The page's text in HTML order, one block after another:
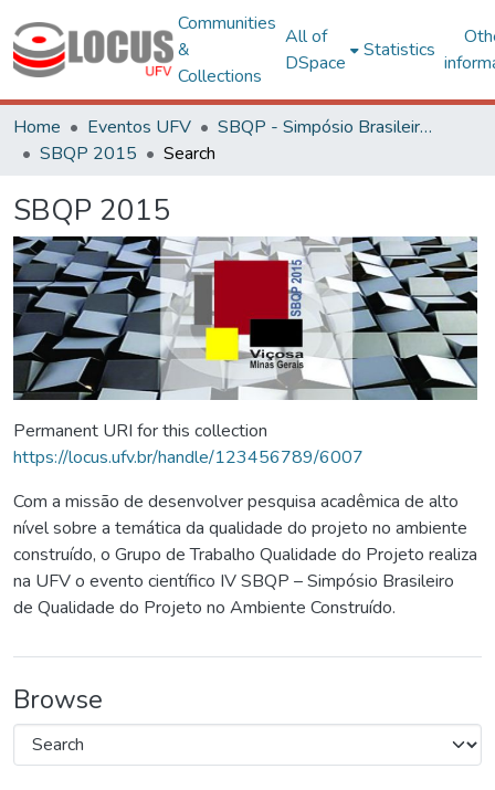
Communities
&
Collections
All of
DSpace
Statistics
Home Eventos UFV
SBQP - Simpósio Brasileiro de Qualidade do Projeto no Ambiente Construído
SBQP 2015
Search
SBQP 2015
Permanent URI for this collection
https://locus.ufv.br/handle/123456789/6007
Com a missão de desenvolver pesquisa acadêmica de alto
nível sobre a temática da qualidade do projeto no ambiente
construído, o Grupo de Trabalho Qualidade do Projeto realiza
na UFV o evento científico IV SBQP – Simpósio Brasileiro
de Qualidade do Projeto no Ambiente Construído.
Browse